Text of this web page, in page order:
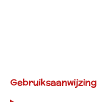
Gebruiksaanwijzing